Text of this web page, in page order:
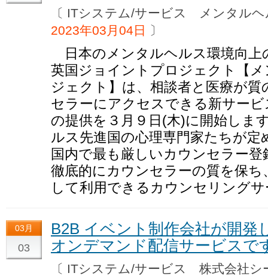
〔 ITシステム/サービス メンタル
2023年03月04日
〕
日本のメンタルヘルス環境向上
英国ジョイントプロジェクト【
ジェクト】は、相談者と医療が
セラーにアクセスできる新サー
の提供を３月９日(木)に開始し
ルス先進国の心理専門家たちが
国内で最も厳しいカウンセラー
徹底的にカウンセラーの質を保
して利用できるカウンセリング
03月
03
B2B イベント制作会社が開発
オンデマンド配信サービスで
〔 ITシステム/サービス 株式会社